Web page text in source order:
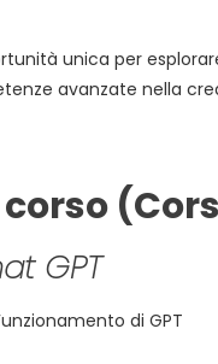
unica per
avanzate nella
GPT
di GPT